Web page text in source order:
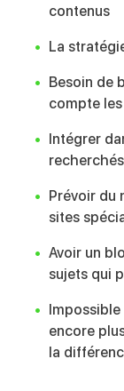
contenus
La
Besoin de
compte
Intégrer
Prévoir du
sites
Avoir un
sujets qui
encore
la